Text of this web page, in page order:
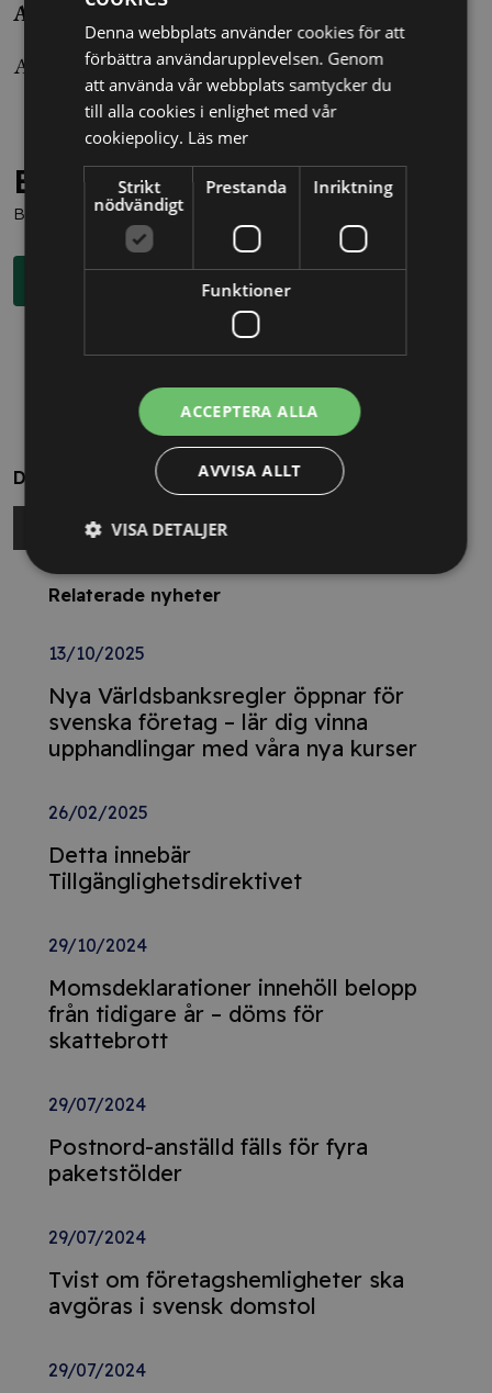
Amalia Stenberg
Amalia.stenberg@alltomjuridik.se
Behöver du juridisk hjälp?
Boka en kostnadsfri konsultation direkt via knappen nedan.
Dela
Relaterade nyheter
13/10/2025
Nya Världsbanksregler öppnar för
svenska företag – lär dig vinna
upphandlingar med våra nya kurser
26/02/2025
Detta innebär
Tillgänglighetsdirektivet
29/10/2024
Momsdeklarationer innehöll belopp
från tidigare år – döms för
skattebrott
29/07/2024
Postnord-anställd fälls för fyra
paketstölder
29/07/2024
Tvist om företagshemligheter ska
avgöras i svensk domstol
29/07/2024
Denna webbplats använder cookies för att
förbättra användarupplevelsen. Genom
att använda vår webbplats samtycker du
till alla cookies i enlighet med vår
cookiepolicy. Läs mer
Strikt
nödvändigt
Prestanda Inriktning
Funktioner
ACCEPTERA ALLA
AVVISA ALLT
VISA DETALJER